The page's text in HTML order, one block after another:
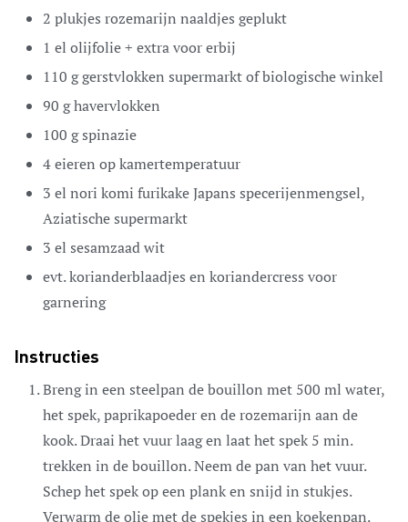
2 plukjes rozemarijn naaldjes geplukt
1 el olijfolie+ extra voor erbij
110 ggerstvlokken supermarkt of biologische winkel
90 ghavervlokken
100 gspinazie
4eieren op kamertemperatuur
3 el nori komi furikakeJapans specerijenmengsel,
Aziatische supermarkt
3 el sesamzaadwit
evt.korianderblaadjes en koriandercress voor
garnering
Instructies
Breng in een steelpan de bouillon met 500 ml water,
het spek, paprikapoeder en de rozemarijn aan de
kook. Draai het vuur laag en laat het spek 5 min.
trekken in de bouillon. Neem de pan van het vuur.
Schep het spek op een plank en snijd in stukjes.
Verwarm de olie met de spekjes in een koekenpan.